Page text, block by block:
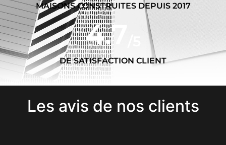
MAISONS CONSTRUITES DEPUIS 2017
DE SATISFACTION CLIENT
4.7
Les avis de nos clients